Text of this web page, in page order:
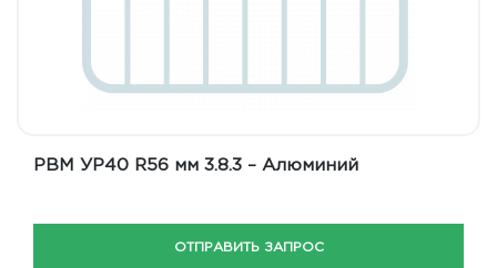
РВМ УР40 R56 мм 3.8.3 – Алюминий
ОТПРАВИТЬ ЗАПРОС